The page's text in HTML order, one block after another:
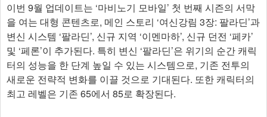
이번 9월 업데이트는 ‘마비노기 모바일’ 첫 번째 시즌의 서막
을 여는 대형 콘텐츠로, 메인 스토리 ‘여신강림 3장: 팔라딘’과
변신 시스템 ‘팔라딘’, 신규 지역 ‘이멘마하’, 신규 던전 ‘페카’
및 ‘페론’이 추가된다. 특히 변신 ‘팔라딘’은 위기의 순간 캐릭
터의 성능을 한 단계 높일 수 있는 시스템으로, 기존 전투의
새로운 전략적 변화를 이끌 것으로 기대된다. 또한 캐릭터의
최고 레벨은 기존 65에서 85로 확장된다.